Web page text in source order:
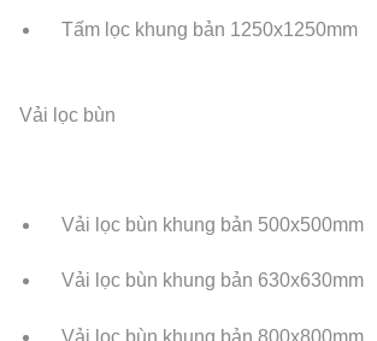
Tấm lọc khung bản 1250x1250mm
Vải lọc bùn
Vải lọc bùn khung bản 500x500mm
Vải lọc bùn khung bản 630x630mm
Vải lọc bùn khung bản 800x800mm